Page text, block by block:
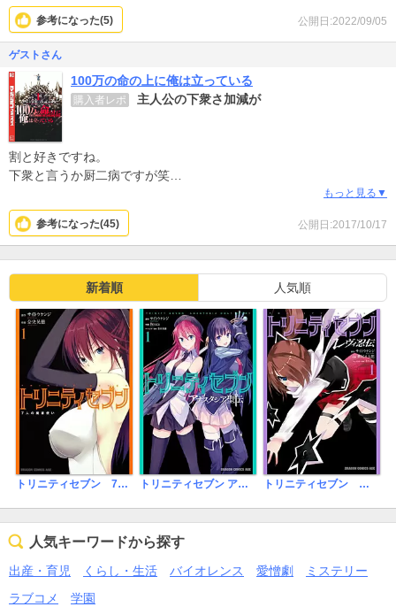
のばかり。物語が進めば進むほど、複雑になっていき、それでも解
決する登場人物たちがすごい。頭いい！
全員いずれなんらかの形で役に立つのが読んでいて気分がいい。
公開日:2022/09/05
参考になった(5)
ゲストさん
100万の命の上に俺は立っている
購入者レポ 主人公の下衆さ加減が
割と好きですね。
下衆と言うか厨二病ですが笑
ストーリーはラノベ的なご都合展開が気になりますが、ライトにさ
くっと楽しめるのは良いです。
もっと見る▼
公開日:2017/10/17
参考になった(45)
新着順 人気順
トリニティセブン 7人の魔書使い【タテスク】 トリニティセブン アナスタシア聖伝 トリニティセブン レヴィ忍伝
人気キーワードから探す
出産・育児 くらし・生活 バイオレンス 愛憎劇
ミステリー
ラブコメ
学園